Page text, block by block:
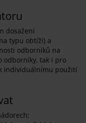
dosažení
typu obtíží) a
odborníků na
odborníky, tak i pro
individuálnímu použití